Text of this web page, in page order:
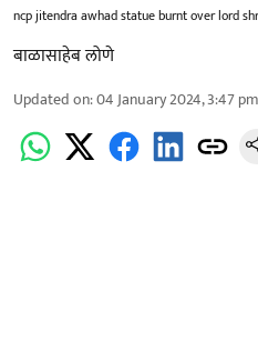
ncp jitendra awhad statue burnt over lord
बाळासाहेब लोणे
Updated on:04 January 2024, 3:47 pm